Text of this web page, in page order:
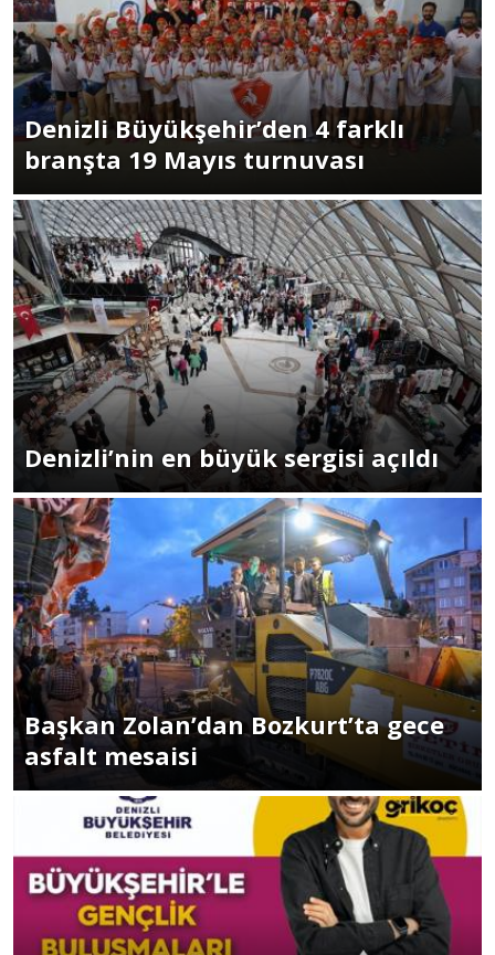
Denizli Büyükşehir’den 4 farklı
branşta 19 Mayıs turnuvası
Denizli’nin en büyük sergisi açıldı
Başkan Zolan’dan Bozkurt’ta gece
asfalt mesaisi